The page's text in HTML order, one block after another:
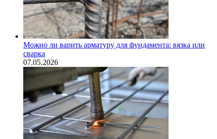
Можно ли варить арматуру для фундамента: вязка или
сварка
07.05.2026